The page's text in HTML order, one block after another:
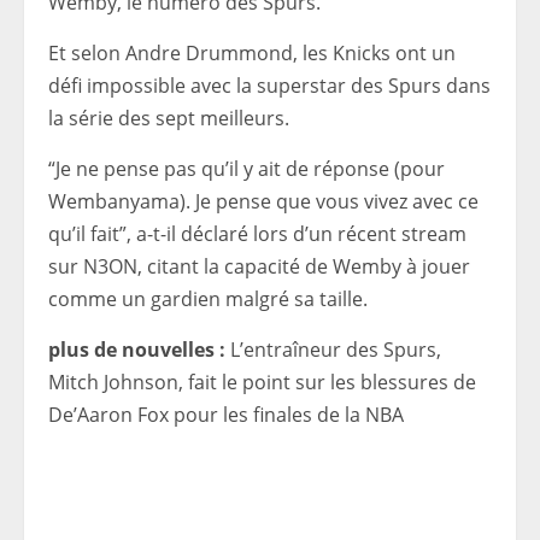
Et selon Andre Drummond, les Knicks ont un
défi impossible avec la superstar des Spurs dans
la série des sept meilleurs.
“Je ne pense pas qu’il y ait de réponse (pour
Wembanyama). Je pense que vous vivez avec ce
qu’il fait”, a-t-il déclaré lors d’un récent stream
sur N3ON, citant la capacité de Wemby à jouer
comme un gardien malgré sa taille.
plus de nouvelles : L’entraîneur des Spurs,
Mitch Johnson, fait le point sur les blessures de
De’Aaron Fox pour les finales de la NBA